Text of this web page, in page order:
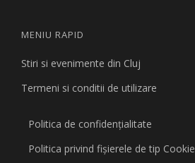
MENIU RAPID
Stiri si evenimente din Cluj
Termeni si conditii de utilizare
Politica de confidențialitate
Politica privind fişierele de tip Cookie